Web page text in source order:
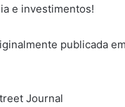
e investimentos!
publicada
Journal